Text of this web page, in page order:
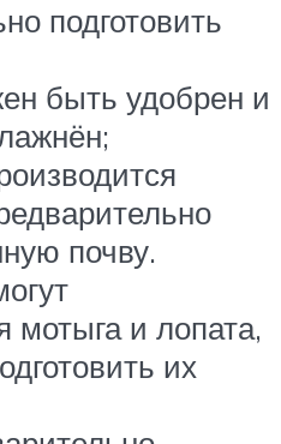
подготовить
быть удобрен и
почву.
мотыга и лопата,
их